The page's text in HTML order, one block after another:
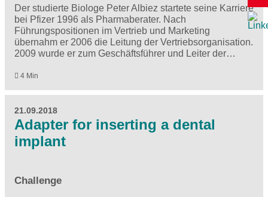
Der studierte Biologe Peter Albiez startete seine Karriere
bei Pfizer 1996 als Pharmaberater. Nach
Führungspositionen im Vertrieb und Marketing
übernahm er 2006 die Leitung der Vertriebsorganisation.
2009 wurde er zum Geschäftsführer und Leiter der…
4 Min
21.09.2018
Adapter for inserting a dental
implant
Challenge